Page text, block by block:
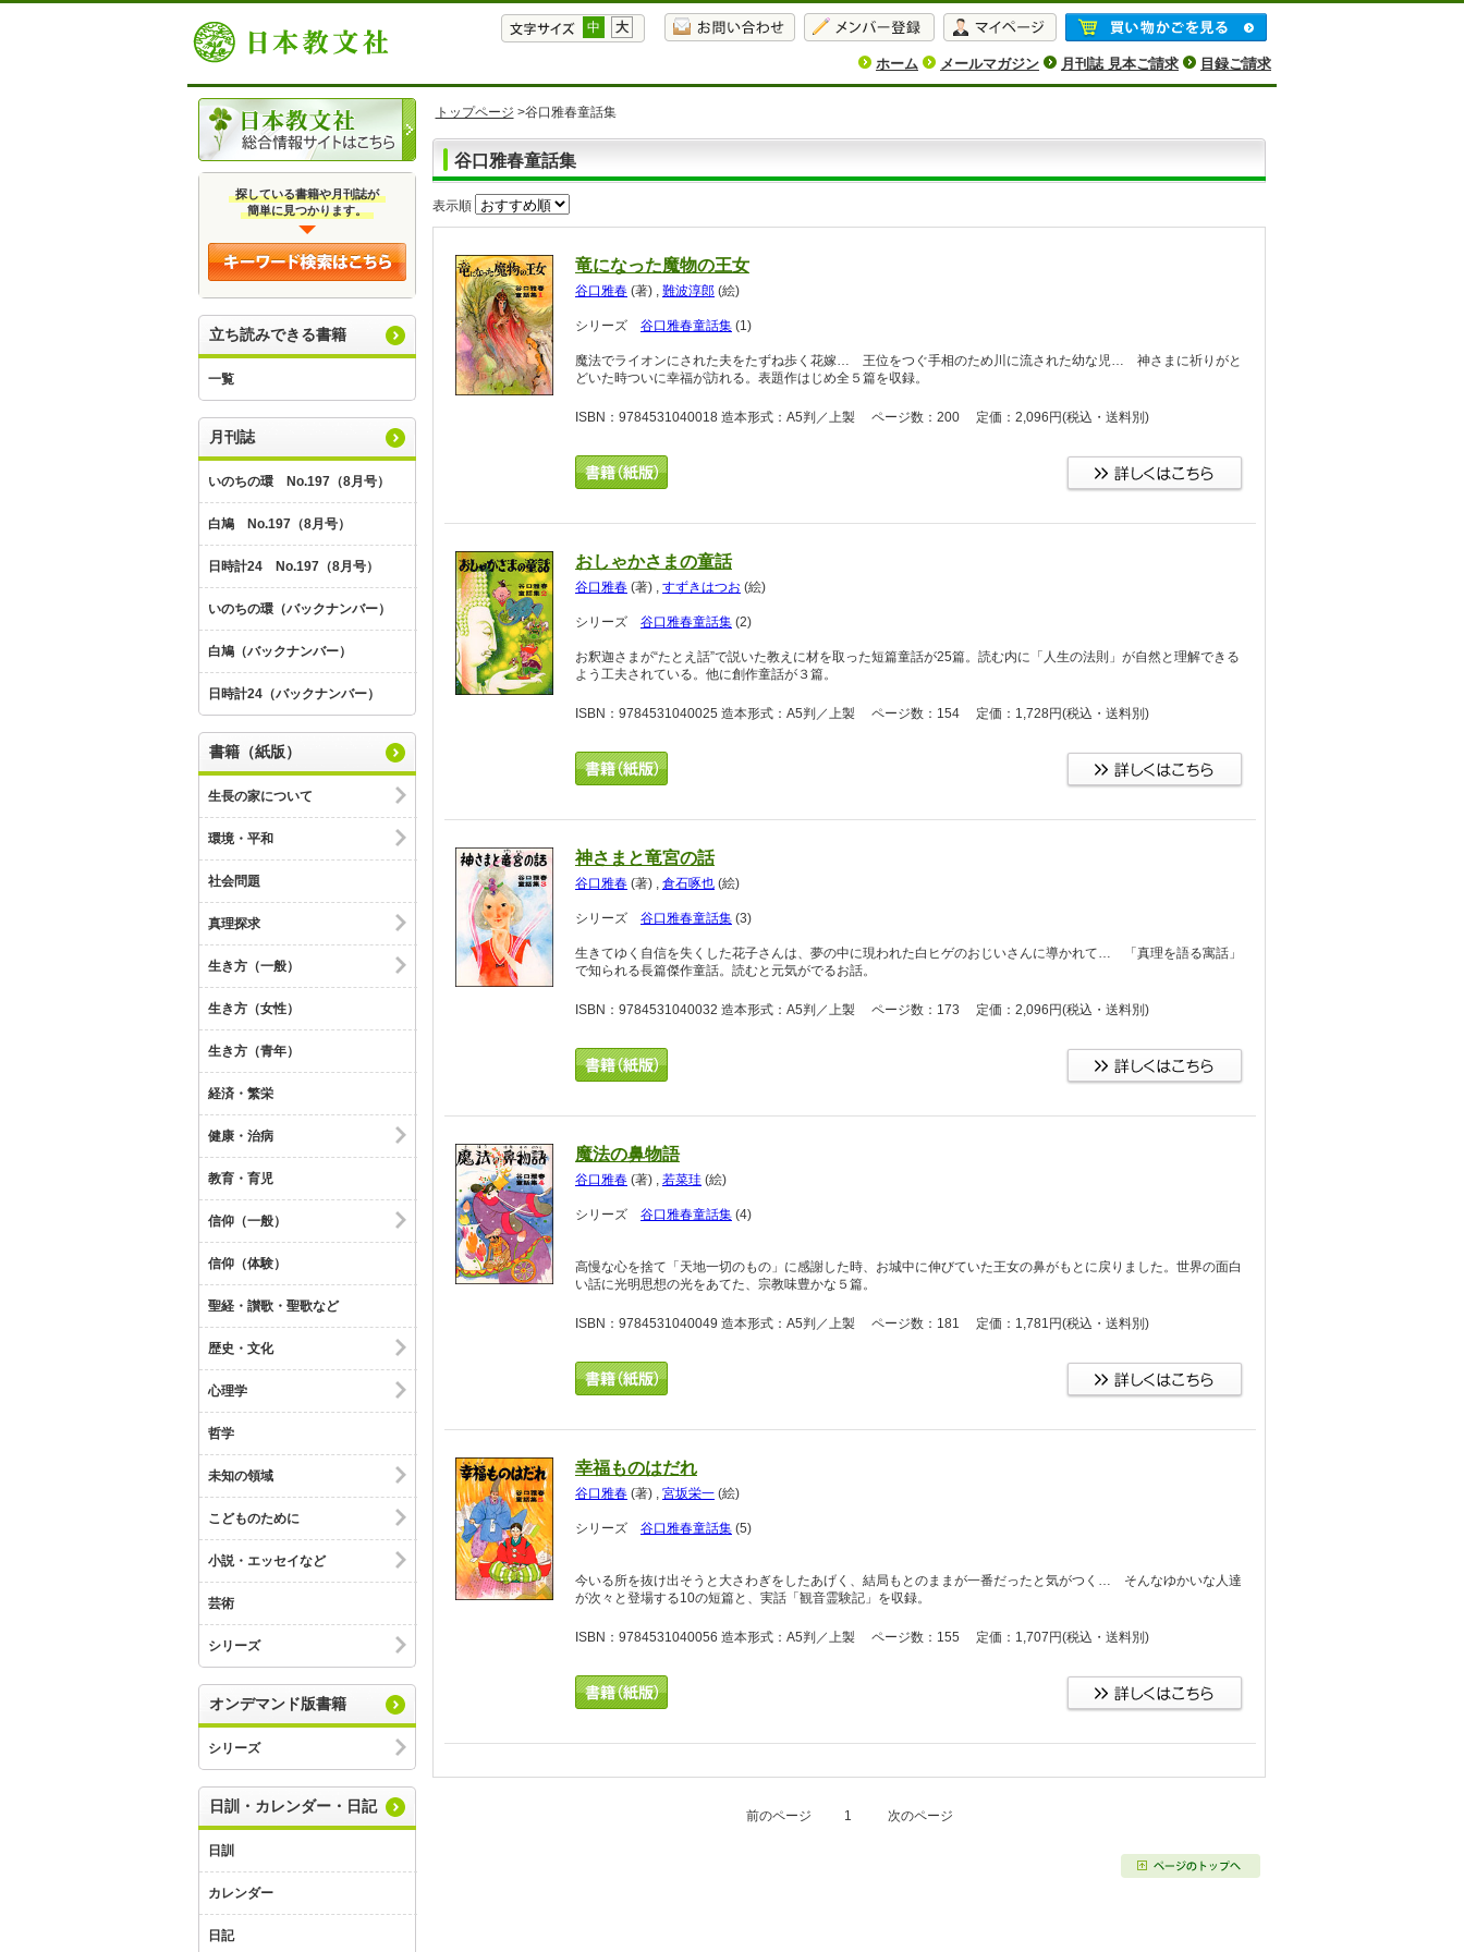
中 大
ホーム メールマガジン 月刊誌 見本ご請求 目録ご請求
探している書籍や月刊誌が
簡単に見つかります。
立ち読みできる書籍
一覧
月刊誌
いのちの環 No.197（8月号）
白鳩 No.197（8月号）
日時計24 No.197（8月号）
いのちの環（バックナンバー）
白鳩（バックナンバー）
日時計24（バックナンバー）
書籍（紙版）
生長の家について
環境・平和
社会問題
真理探求
生き方（一般）
生き方（女性）
生き方（青年）
経済・繁栄
健康・治病
教育・育児
信仰（一般）
信仰（体験）
聖経・讃歌・聖歌など
歴史・文化
心理学
哲学
未知の領域
こどものために
小説・エッセイなど
芸術
シリーズ
オンデマンド版書籍
シリーズ
日訓・カレンダー・日記
日訓
カレンダー
日記
トップページ >谷口雅春童話集
谷口雅春童話集
表示順
竜になった魔物の王女
谷口雅春 (著) , 難波淳郎 (絵)
シリーズ 谷口雅春童話集 (1)
魔法でライオンにされた夫をたずね歩く花嫁… 王位をつぐ手相のため川に流された幼な児… 神さまに祈りがと
どいた時ついに幸福が訪れる。表題作はじめ全５篇を収録。
ISBN：9784531040018 造本形式：A5判／上製 ページ数：200 定価：2,096円(税込・送料別)
おしゃかさまの童話
谷口雅春 (著) , すずきはつお (絵)
シリーズ 谷口雅春童話集 (2)
お釈迦さまが“たとえ話”で説いた教えに材を取った短篇童話が25篇。読む内に「人生の法則」が自然と理解できる
よう工夫されている。他に創作童話が３篇。
ISBN：9784531040025 造本形式：A5判／上製 ページ数：154 定価：1,728円(税込・送料別)
神さまと竜宮の話
谷口雅春 (著) , 倉石啄也 (絵)
シリーズ 谷口雅春童話集 (3)
生きてゆく自信を失くした花子さんは、夢の中に現われた白ヒゲのおじいさんに導かれて… 「真理を語る寓話」
で知られる長篇傑作童話。読むと元気がでるお話。
ISBN：9784531040032 造本形式：A5判／上製 ページ数：173 定価：2,096円(税込・送料別)
魔法の鼻物語
谷口雅春 (著) , 若菜珪 (絵)
シリーズ 谷口雅春童話集 (4)
高慢な心を捨て「天地一切のもの」に感謝した時、お城中に伸びていた王女の鼻がもとに戻りました。世界の面白
い話に光明思想の光をあてた、宗教味豊かな５篇。
ISBN：9784531040049 造本形式：A5判／上製 ページ数：181 定価：1,781円(税込・送料別)
幸福ものはだれ
谷口雅春 (著) , 宮坂栄一 (絵)
シリーズ 谷口雅春童話集 (5)
今いる所を抜け出そうと大さわぎをしたあげく、結局もとのままが一番だったと気がつく… そんなゆかいな人達
が次々と登場する10の短篇と、実話「観音霊験記」を収録。
ISBN：9784531040056 造本形式：A5判／上製 ページ数：155 定価：1,707円(税込・送料別)
前のページ 1 次のページ